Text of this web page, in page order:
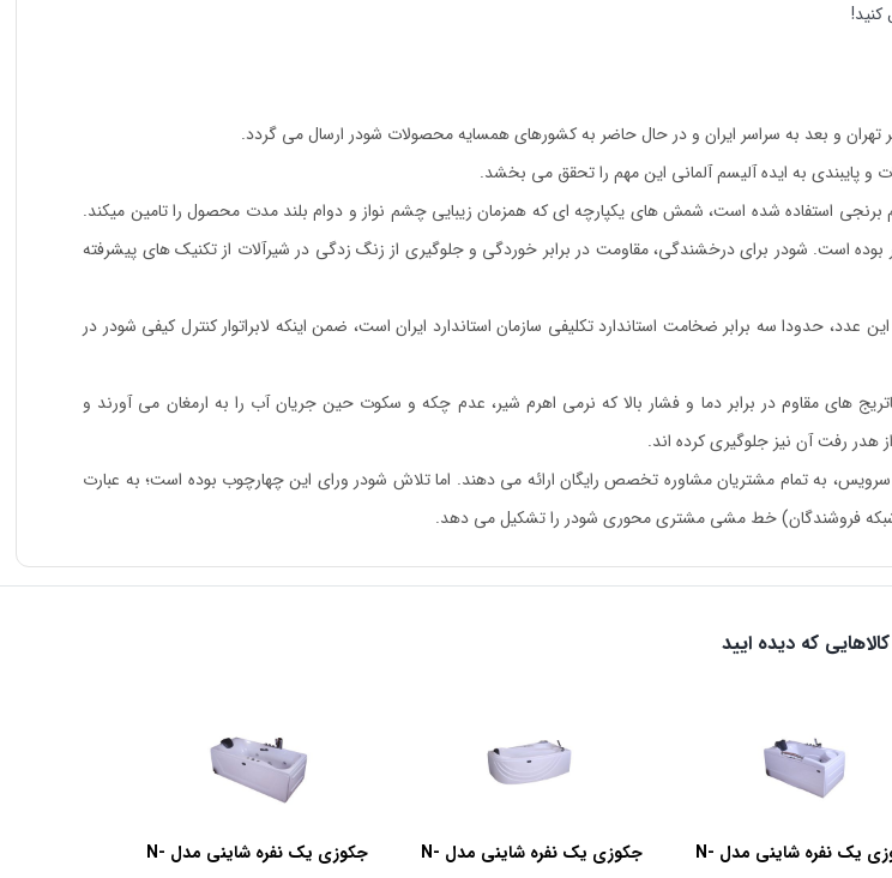
پایبندی به ایده آلیسم آلمانی این مهم را تحقق می بخشد.
استفاده شده است، شمش های یکپارچه ای که همزمان زیبایی چشم نواز و دوام بلند مدت محصول را تامین میکند.
است. شودر برای درخشندگی، مقاومت در برابر خوردگی و جلوگیری از زنگ زدگی در شیرآلات از تکنیک های پیشرفته
حدودا سه برابر ضخامت استاندارد تکلیفی سازمان استاندارد ایران است، ضمن اینکه لابراتوار کنترل کیفی شودر در
های مقاوم در برابر دما و فشار بالا که نرمی اهرم شیر، عدم چکه و سکوت حین جریان آب را به ارمغان می آورند و
رفت آن نیز جلوگیری کرده اند.
به تمام مشتریان مشاوره تخصص رایگان ارائه می دهند. اما تلاش شودر ورای این چهارچوب بوده است؛ به عبارت
و شبکه فروشندگان) خط مشی مشتری محوری شودر را تشکیل می دهد.
کالاهایی که دیده ایید
جکوزی یک نفره شاینی مدل N-
جکوزی یک نفره شاینی مدل N-
جکوزی یک نفره شاینی مدل N-